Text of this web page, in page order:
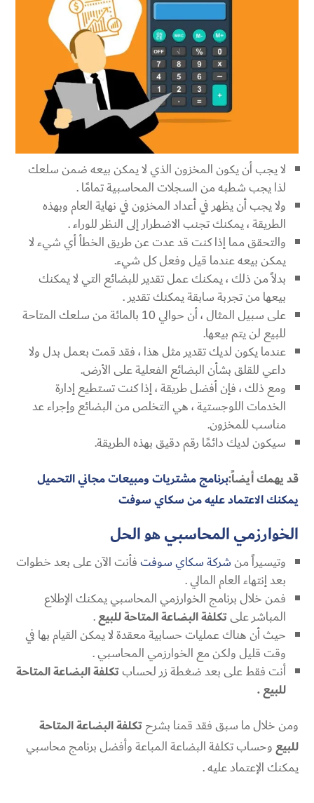
لا يجب أن يكون المخزون الذي لا يمكن بيعه ضمن سلعك
لذا يجب شطبه من السجلات المحاسبية تمامًا .
ولا يجب أن يظهر في أعداد المخزون في نهاية العام وبهذه
الطريقة ، يمكنك تجنب الاضطرار إلى النظر للوراء .
والتحقق مما إذا كنت قد عدت عن طريق الخطأ أي شيء لا
يمكن بيعه عندما قيل وفعل كل شيء.
بدلاً من ذلك ، يمكنك عمل تقدير للبضائع التي لا يمكنك
بيعها من تجربة سابقة يمكنك تقدير .
على سبيل المثال ، أن حوالي 10 بالمائة من سلعك المتاحة
للبيع لن يتم بيعها.
عندما يكون لديك تقدير مثل هذا ، فقد قمت بعمل بدل ولا
داعي للقلق بشأن البضائع الفعلية على الأرض.
ومع ذلك ، فإن أفضل طريقة ، إذا كنت تستطيع إدارة
الخدمات اللوجستية ، هي التخلص من البضائع وإجراء عد
مناسب للمخزون.
سيكون لديك دائمًا رقم دقيق بهذه الطريقة.
قد يهمك أيضاً:برنامج مشتريات ومبيعات مجاني التحميل
يمكنك الاعتماد عليه من سكاي سوفت
الخوارزمي المحاسبي هو الحل
وتيسيراً منشركة سكاي سوفتفأنت الآن على بعد خطوات
بعد إنتهاء العام المالي .
فمن خلال برنامج الخوارزمي المحاسبي يمكنك الإطلاع
المباشر علىتكلفة البضاعة المتاحة للبيع.
حيث أن هناك عمليات حسابية معقدة لا يمكن القيام بها في
وقت قليل ولكن مع الخوارزمي المحاسبي .
أنت فقط على بعد ضغطة زر لحسابتكلفة البضاعة المتاحة
للبيع .
ومن خلال ما سبق فقد قمنا بشرحتكلفة البضاعة المتاحة
للبيعوحساب تكلفة البضاعة المباعة وأفضل برنامج محاسبي
يمكنك الإعتماد عليه .